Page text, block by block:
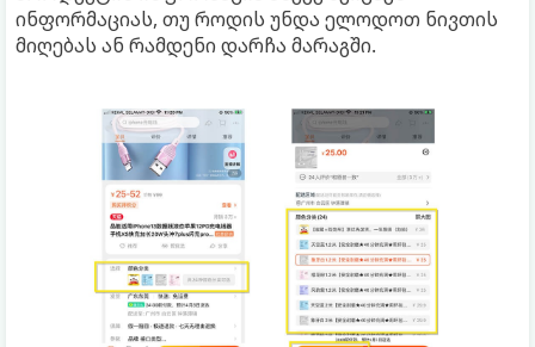
ინფორმაციას, თუ როდის უნდა ელოდოთ ნივთის
მიღებას ან რამდენი დარჩა მარაგში.